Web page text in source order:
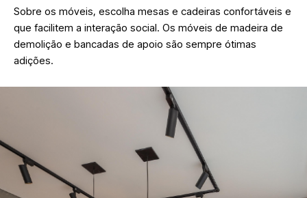
Sobre os móveis, escolha mesas e cadeiras confortáveis e
que facilitem a interação social. Os móveis de madeira de
demolição e bancadas de apoio são sempre ótimas
adições.